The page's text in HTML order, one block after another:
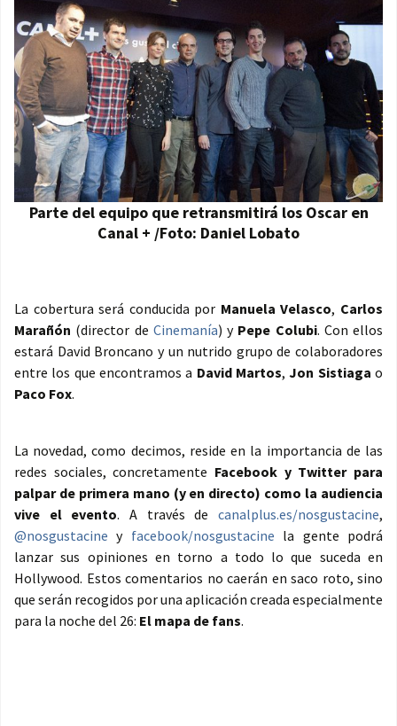
Parte del equipo que retransmitirá los Oscar en
Canal + /Foto: Daniel Lobato
La cobertura será conducida por Manuela Velasco, Carlos
Marañón (director de Cinemanía) y Pepe Colubi. Con ellos
estará David Broncano y un nutrido grupo de colaboradores
entre los que encontramos a David Martos,Jon Sistiaga o
Paco Fox.
La novedad, como decimos, reside en la importancia de las
redes sociales, concretamente Facebook y Twitter para
palpar de primera mano (y en directo) como la audiencia
vive el evento. A través decanalplus.es/nosgustacine,
@nosgustacine y facebook/nosgustacine la gente podrá
lanzar sus opiniones en torno a todo lo que suceda en
Hollywood. Estos comentarios no caerán en saco roto, sino
que serán recogidos por una aplicación creada especialmente
para la noche del 26: El mapa de fans.